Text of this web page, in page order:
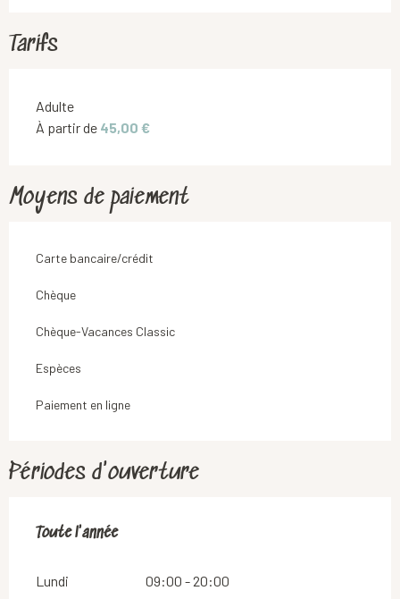
Tarifs
Tarifs 2026
Adulte
À partir de 45,00 €
Moyens de paiement
Carte bancaire/crédit
Chèque
Chèque-Vacances Classic
Espèces
Paiement en ligne
Périodes d'ouverture
Toute l'année
Toute l'année
Lundi 09:00 - 20:00